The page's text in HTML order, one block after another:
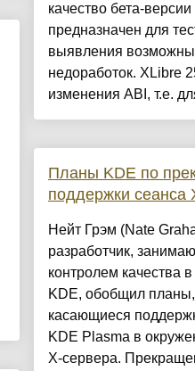
качество бета-версии
предназначен для
выявления
недоработок. XLibre
изменения ABI, т.е.
Планы KDE по
поддержки сеанса
Нейт Грэм (Nate
разработчик,
контролем качества
KDE, обобщил планы,
касающиеся
KDE Plasma в
X-сервера.